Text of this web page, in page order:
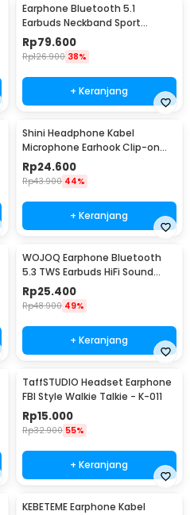
Earphone Bluetooth 5.1
Earbuds Neckband Sport
Magnetic Ergonomic - BT313
Rp79.600
Rp126.900 38%
+ Keranjang
Shini Headphone Kabel
Microphone Earhook Clip-on
Sporty Jack 3.5mm - SN360
Rp24.600
Rp43.900 44%
+ Keranjang
WOJOQ Earphone Bluetooth
5.3 TWS Earbuds HiFi Sound
Noise Reduction - i12
Rp25.400
Rp48.900 49%
+ Keranjang
TaffSTUDIO Headset Earphone
FBI Style Walkie Talkie - K-011
Rp15.000
Rp32.900 55%
+ Keranjang
KEBETEME Earphone Kabel